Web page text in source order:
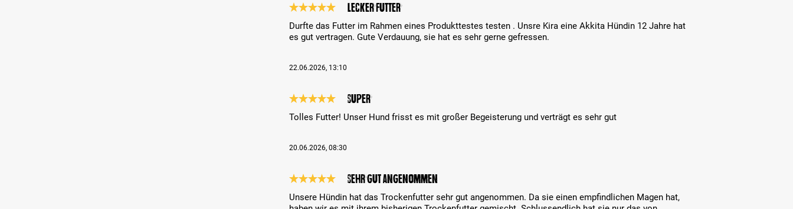
lecker Futter
Durfte das Futter im Rahmen eines Produkttestes testen . Unsre Kira eine Akkita Hündin 12 Jahre hat
es gut vertragen. Gute Verdauung, sie hat es sehr gerne gefressen.
22.06.2026, 13:10
Super
Tolles Futter! Unser Hund frisst es mit großer Begeisterung und verträgt es sehr gut
20.06.2026, 08:30
Sehr gut angenommen
Unsere Hündin hat das Trockenfutter sehr gut angenommen. Da sie einen empfindlichen Magen hat,